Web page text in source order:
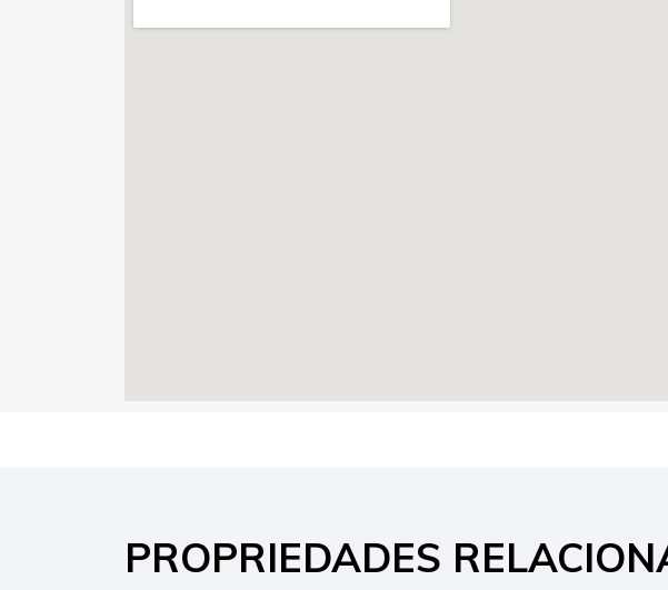
PROPRIEDADES